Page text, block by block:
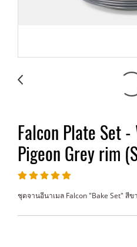
Falcon Plate Set
Pigeon Grey rim
ชุดจานอีนาเมล Falcon "Bake Set" สี